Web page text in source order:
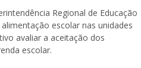
Regional de Educação
escolar nas unidades
avaliar a aceitação dos
escolar.